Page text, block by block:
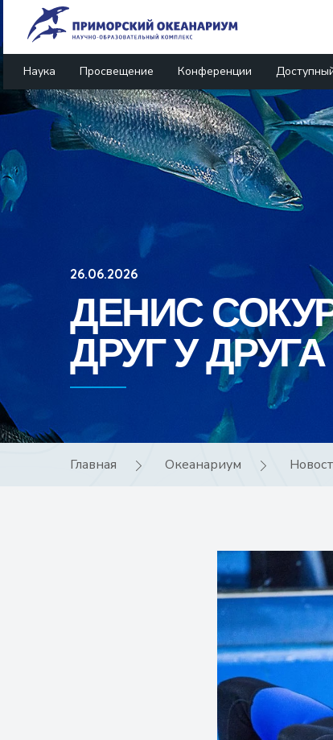
Наука Просвещение Конференции
26.06.2026
ДЕНИС
ДРУГ У ДРУГА
Главная Океанариум